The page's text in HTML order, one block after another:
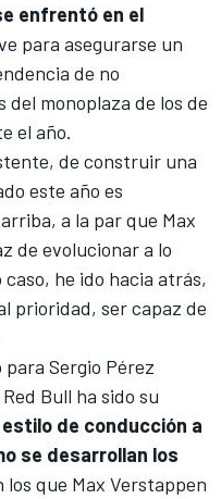
enfrentó en el
para asegurarse un
de no
monoplaza de los de
el año.
de construir una
este año es
a la par que Max
de evolucionar a lo
he ido hacia atrás,
prioridad, ser capaz de
Sergio Pérez
Bull ha sido su
de conducción a
se desarrollan los
los que Max Verstappen